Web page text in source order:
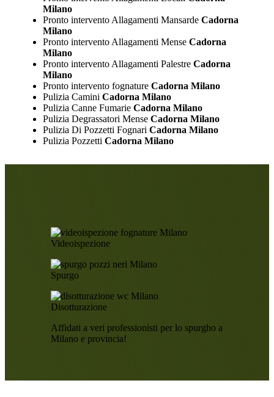
Milano
Pronto intervento Allagamenti MansardeCadorna
Milano
Pronto intervento Allagamenti MenseCadorna
Milano
Pronto intervento Allagamenti PalestreCadorna
Milano
Pronto intervento fognatureCadorna Milano
Pulizia Camini Cadorna Milano
Pulizia Canne FumarieCadorna Milano
Pulizia Degrassatori MenseCadorna Milano
Pulizia Di Pozzetti Fognari Cadorna Milano
Pulizia Pozzetti Cadorna Milano
Videoispezione
Spurgo
Disotturazione
Affidati a veri professionisti per lo spurgho a
Milano e provincia!